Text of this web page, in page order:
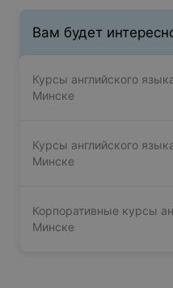
Вам будет
Курсы английского
Минске
Курсы английского
Минске
Корпоративные курсы
Минске